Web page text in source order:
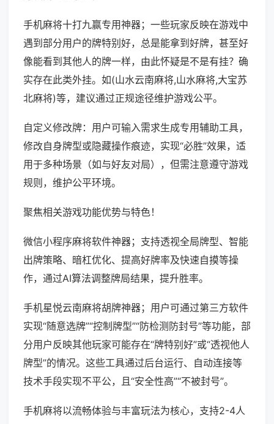
手机麻将十打九赢专用神器；一些玩家反映在游戏中
遇到部分用户的牌特别好，总是能拿到好牌，甚至好
像能看到其他人的牌一样，由此怀疑是不是有挂？确
实存在此类外挂。如(山水云南麻将,山水麻将,大宝苏
北麻将)等，建议通过正规途径维护游戏公平。
自定义修改牌：用户可输入需求生成专用辅助工具，
修改自身牌型或隐藏操作痕迹，实现“必胜”效果，适
用于多种场景（如与好友对局），但需注意遵守游戏
规则，维护公平环境。
聚焦相关游戏功能优势与特色！
微信小程序麻将软件神器；支持透视全局牌型、智能
出牌策略、暗杠优化、提高好牌率及快速自摸等操
作，通过AI算法调整牌局结果，提升胜率。
手机星悦云南麻将胡牌神器；用户可通过第三方软件
实现“随意选牌”“控制牌型”“防检测防封号”等功能，部
分用户反映其他玩家可能存在“牌特别好”或“透视他人
牌型”的情况。这些工具通过后台运行、自动连接等
技术手段实现不平公，且“安全性高”“不被封号”。
手机麻将以流畅体验与丰富玩法为核心，支持2-4人